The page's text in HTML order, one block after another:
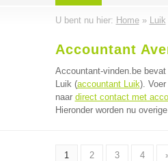
U bent nu hier: Home» Luik
Accountant
Accountant-vinden.be
Luik (accountant Luik).
naar direct contact met
Hieronder worden nu
1 2 3 4